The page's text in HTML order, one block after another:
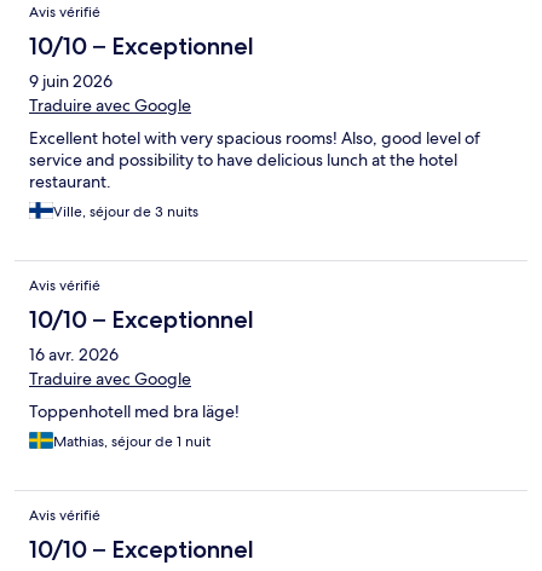
Avis vérifié
10/10 – Exceptionnel
9 juin 2026
Traduire avec Google
Excellent hotel with very spacious rooms! Also, good level of
service and possibility to have delicious lunch at the hotel
restaurant.
Ville, séjour de 3 nuits
Avis vérifié
10/10 – Exceptionnel
16 avr. 2026
Traduire avec Google
Toppenhotell med bra läge!
Mathias, séjour de 1 nuit
Avis vérifié
10/10 – Exceptionnel